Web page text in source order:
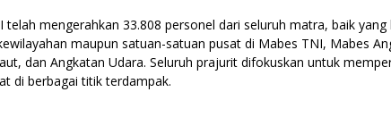
telah mengerahkan 33.808 personel dari seluruh matra, baik yang
maupun satuan-satuan pusat di Mabes TNI, Mabes
dan Angkatan Udara. Seluruh prajurit difokuskan untuk
di berbagai titik terdampak.